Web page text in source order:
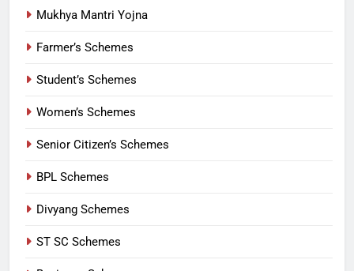
Mukhya Mantri Yojna
Farmer’s Schemes
Student’s Schemes
Women’s Schemes
Senior Citizen’s Schemes
BPL Schemes
Divyang Schemes
ST SC Schemes